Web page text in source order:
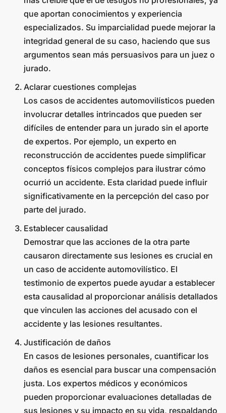
que aportan conocimientos y experiencia
especializados. Su imparcialidad puede mejorar la
integridad general de su caso, haciendo que sus
argumentos sean más persuasivos para un juez o
jurado.
Aclarar cuestiones complejas
Los casos de accidentes automovilísticos pueden
involucrar detalles intrincados que pueden ser
difíciles de entender para un jurado sin el aporte
de expertos. Por ejemplo, un experto en
reconstrucción de accidentes puede simplificar
conceptos físicos complejos para ilustrar cómo
ocurrió un accidente. Esta claridad puede influir
significativamente en la percepción del caso por
parte del jurado.
Establecer causalidad
Demostrar que las acciones de la otra parte
causaron directamente sus lesiones es crucial en
un caso de accidente automovilístico. El
testimonio de expertos puede ayudar a establecer
esta causalidad al proporcionar análisis detallados
que vinculen las acciones del acusado con el
accidente y las lesiones resultantes.
Justificación de daños
En casos de lesiones personales, cuantificar los
daños es esencial para buscar una compensación
justa. Los expertos médicos y económicos
pueden proporcionar evaluaciones detalladas de
sus lesiones y su impacto en su vida, respaldando